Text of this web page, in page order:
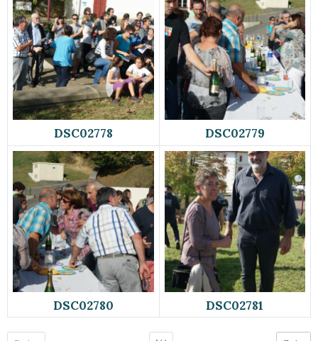
DSC02778 DSC02779
DSC02780 DSC02781